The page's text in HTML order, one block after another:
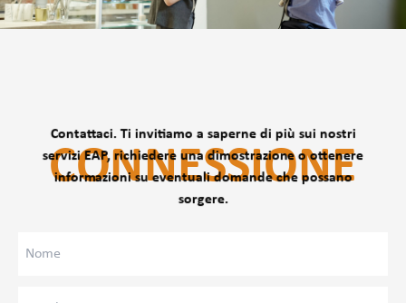
CONNESSIONE
Contattaci. Ti invitiamo a saperne di più sui nostri
servizi EAP, richiedere una dimostrazione o ottenere
informazioni su eventuali domande che possano
sorgere.